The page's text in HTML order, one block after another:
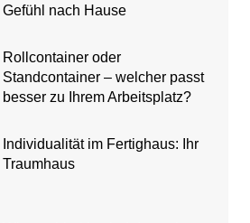
Gefühl nach Hause
Rollcontainer oder
Standcontainer – welcher passt
besser zu Ihrem Arbeitsplatz?
Individualität im Fertighaus: Ihr
Traumhaus